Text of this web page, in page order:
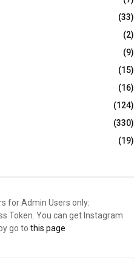
(33)
(2)
(9)
(15)
(16)
(124)
(330)
(19)
for Admin Users only:
Token. You can get Instagram
go to this page